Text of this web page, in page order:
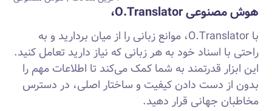
هوش مصنوعی O.Translator،
با O.Translator، موانع زبانی را از میان بردارید و به
راحتی با اسناد خود به هر زبانی که نیاز دارید تعامل کنید.
این ابزار قدرتمند به شما کمک می‌کند تا اطلاعات مهم را
بدون از دست دادن کیفیت و ساختار اصلی، در دسترس
مخاطبان جهانی قرار دهید.